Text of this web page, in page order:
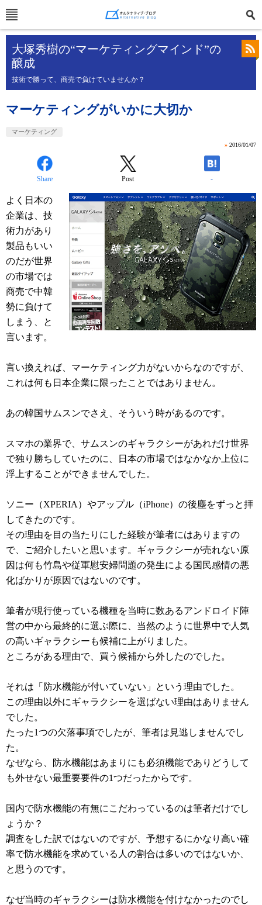
大塚秀樹の“マーケティングマインド”の
醸成
技術で勝って、商売で負けていませんか？
マーケティングがいかに大切か
マーケティング
» 2016/01/07
Share Post -
よく日本の
企業は、技
術力があり
製品もいい
のだが世界
の市場では
商売で中韓
勢に負けて
しまう、と
言います。
言い換えれば、マーケティング力がないからなのですが、
これは何も日本企業に限ったことではありません。
あの韓国サムスンでさえ、そういう時があるのです。
スマホの業界で、サムスンのギャラクシーがあれだけ世界
で独り勝ちしていたのに、日本の市場ではなかなか上位に
浮上することができませんでした。
ソニー（XPERIA）やアップル（iPhone）の後塵をずっと拝
してきたのです。
その理由を目の当たりにした経験が筆者にはありますの
で、ご紹介したいと思います。ギャラクシーが売れない原
因は何も竹島や従軍慰安婦問題の発生による国民感情の悪
化ばかりが原因ではないのです。
筆者が現行使っている機種を当時に数あるアンドロイド陣
営の中から最終的に選ぶ際に、当然のように世界中で人気
の高いギャラクシーも候補に上がりました。
ところがある理由で、買う候補から外したのでした。
それは「防水機能が付いていない」という理由でした。
この理由以外にギャラクシーを選ばない理由はありません
でした。
たった1つの欠落事項でしたが、筆者は見逃しませんでし
た。
なぜなら、防水機能はあまりにも必須機能でありどうして
も外せない最重要要件の1つだったからです。
国内で防水機能の有無にこだわっているのは筆者だけでし
ょうか？
調査をした訳ではないのですが、予想するにかなり高い確
率で防水機能を求めている人の割合は多いのではないか、
と思うのです。
なぜ当時のギャラクシーは防水機能を付けなかったのでし